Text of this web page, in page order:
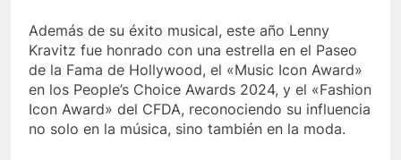
Además de su éxito musical, este año Lenny
Kravitz fue honrado con una estrella en el Paseo
de la Fama de Hollywood, el «Music Icon Award»
en los People’s Choice Awards 2024, y el «Fashion
Icon Award» del CFDA, reconociendo su influencia
no solo en la música, sino también en la moda.